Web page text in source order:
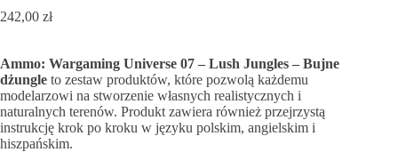
242,00 zł
Ammo: Wargaming Universe 07 – Lush Jungles – Bujne
dżungle to zestaw produktów, które pozwolą każdemu
modelarzowi na stworzenie własnych realistycznych i
naturalnych terenów. Produkt zawiera również przejrzystą
instrukcję krok po kroku w języku polskim, angielskim i
hiszpańskim.